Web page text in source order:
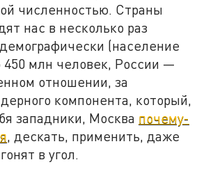
численностью. Страны
нас в несколько раз
(население
млн человек, России —
отношении, за
компонента, который,
западники, Москва почему-
, дескать, применить, даже
в угол.